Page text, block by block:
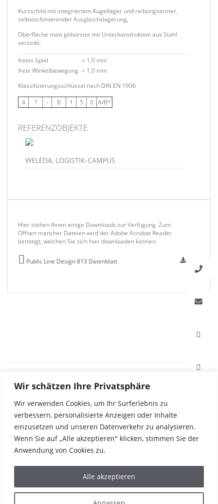
Wir schätzen Ihre Privatsphäre
Wir verwenden Cookies, um Ihr Surferlebnis zu
verbessern, personalisierte Anzeigen oder Inhalte
einzusetzen und unseren Datenverkehr zu analysieren.
Wenn Sie auf „Alle akzeptieren" klicken, stimmen Sie der
Anwendung von Cookies zu.
Alle akzeptieren
Kurzschild mit integriertem Kugellager und reibungsarmer,
selbstschmierender Ausgleichslagerung,
Oberfläche matt gebürstet mit Unterkonstruktion aus Stahl
verzinkt.
freies Spiel
< 1,0 mm
freie Winkelbewegung < 1,0 mm
Klassifizierungsschlüssel nach DIN EN 1906
4 7 – B 1 5 0 A/B*
REFERENZOBJEKTE
WELEDA, LOGISTIK-CAMPUS
Hier stehen Ihnen einige Downloads zur Verfügung. Zum
Öffnen mancher Dateien wird der Adobe Acrobat Reader
benötigt, welchen Sie sich hier downloaden können.
Public Line Design 813 Datenblatt
Weißinger Straße 16
Tel. +49 7308 96040
Fax +49 7308 960415
info@hafi.de
DIE WELT VON HAFI